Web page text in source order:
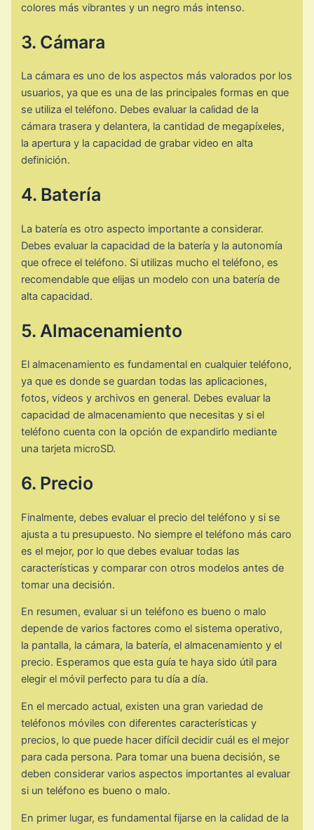
colores más vibrantes y un negro más intenso.
3. Cámara
La cámara es uno de los aspectos más valorados por los
usuarios, ya que es una de las principales formas en que
se utiliza el teléfono. Debes evaluar la calidad de la
cámara trasera y delantera, la cantidad de megapíxeles,
la apertura y la capacidad de grabar video en alta
definición.
4. Batería
La batería es otro aspecto importante a considerar.
Debes evaluar la capacidad de la batería y la autonomía
que ofrece el teléfono. Si utilizas mucho el teléfono, es
recomendable que elijas un modelo con una batería de
alta capacidad.
5. Almacenamiento
El almacenamiento es fundamental en cualquier teléfono,
ya que es donde se guardan todas las aplicaciones,
fotos, videos y archivos en general. Debes evaluar la
capacidad de almacenamiento que necesitas y si el
teléfono cuenta con la opción de expandirlo mediante
una tarjeta microSD.
6. Precio
Finalmente, debes evaluar el precio del teléfono y si se
ajusta a tu presupuesto. No siempre el teléfono más caro
es el mejor, por lo que debes evaluar todas las
características y comparar con otros modelos antes de
tomar una decisión.
En resumen, evaluar si un teléfono es bueno o malo
depende de varios factores como el sistema operativo,
la pantalla, la cámara, la batería, el almacenamiento y el
precio. Esperamos que esta guía te haya sido útil para
elegir el móvil perfecto para tu día a día.
En el mercado actual, existen una gran variedad de
teléfonos móviles con diferentes características y
precios, lo que puede hacer difícil decidir cuál es el mejor
para cada persona. Para tomar una buena decisión, se
deben considerar varios aspectos importantes al evaluar
si un teléfono es bueno o malo.
En primer lugar, es fundamental fijarse en la calidad de la